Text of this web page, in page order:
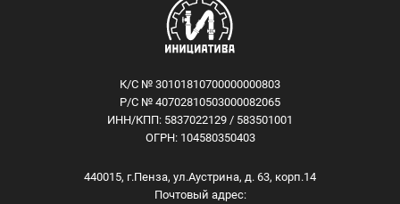
К/С № 30101810700000000803
Р/С № 40702810503000082065
ИНН/КПП: 5837022129 / 583501001
ОГРН: 104580350403
440015, г.Пенза, ул.Аустрина, д. 63, корп.14
Почтовый адрес: